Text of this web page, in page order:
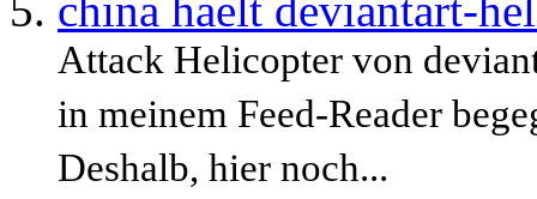
Attack Helicopter von
in meinem Feed-Reader
Deshalb, hier noch...